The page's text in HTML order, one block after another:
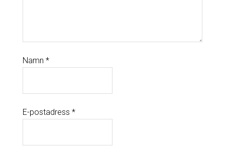
Namn *
E-postadress *